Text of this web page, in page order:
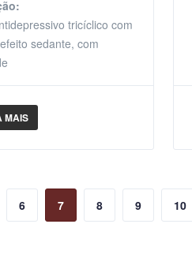
tricíclico com
sedante, com
MAIS
6 7 8 9 10